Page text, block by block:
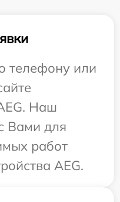
телефону или
Наш
Вами для
работ
AEG.